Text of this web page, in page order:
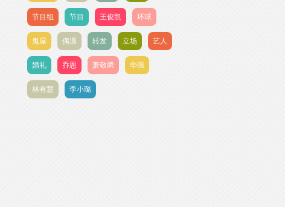
节目组 节目 王俊凯 环球
鬼屋 偶遇 转发 立场 艺人
婚礼 乔恩 萧敬腾 华强
林有慧 李小璐